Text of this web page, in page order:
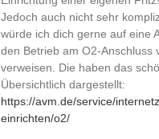
Jedoch auch nicht sehr
würde ich dich gerne auf eine
den Betrieb am O2-Anschluss
verweisen. Die haben das
Übersichtlich dargestellt:
https://avm.de/service/
einrichten/o2/